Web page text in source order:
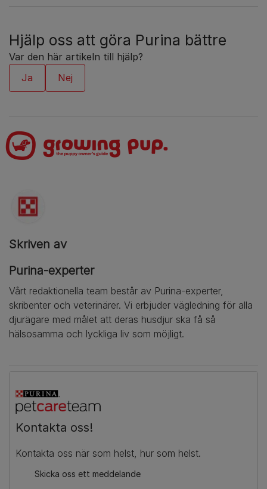
Hjälp oss att göra Purina bättre
Var den här artikeln till hjälp?
Skriven av
Purina-experter
Vårt redaktionella team består av Purina-experter,
skribenter och veterinärer. Vi erbjuder vägledning för alla
djurägare med målet att deras husdjur ska få så
hälsosamma och lyckliga liv som möjligt.
Kontakta oss!
Kontakta oss när som helst, hur som helst.
Skicka oss ett meddelande